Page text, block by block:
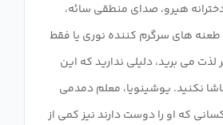
هیرو، صدای منطقی سائه،
طعنه های سرگرم کننده نوری یا فقط
بین این 6 نفر لذت می برید، دلیلی ندارید که این
نکنید. یوشینویا، معلم دمدمی
که او را دوست دارند نیز کمی از